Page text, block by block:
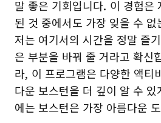
말 좋은 기회입니다. 이 경험은
된 것 중에서도 가장 잊을 수 없
저는 여기서의 시간을 정말 즐
은 부분을 바꿔 줄 거라고 확신
라, 이 프로그램은 다양한 액티
다운 보스턴을 더 깊이 알 수
에는 보스턴은 가장 아름다운